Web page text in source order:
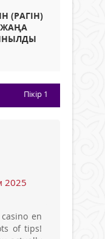
(РАГІН)
ЖАҢА
Пікір 1
2025
en
of tips!